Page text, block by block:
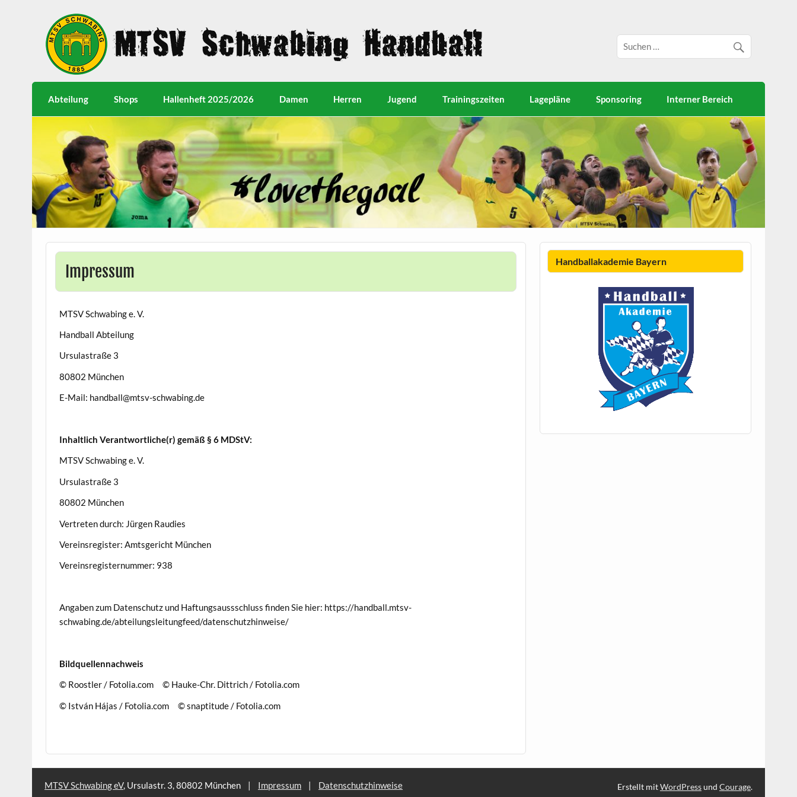
Abteilung Shops Hallenheft 2025/2026 Damen Herren Jugend Trainingszeiten Lagepläne Sponsoring Interner Bereich
Impressum
MTSV Schwabing e. V.
Handball Abteilung
Ursulastraße 3
80802 München
E-Mail: handball@mtsv-schwabing.de
Inhaltlich Verantwortliche(r) gemäß § 6 MDStV:
MTSV Schwabing e. V.
Ursulastraße 3
80802 München
Vertreten durch: Jürgen Raudies
Vereinsregister: Amtsgericht München
Vereinsregisternummer: 938
Angaben zum Datenschutz und Haftungsaussschluss finden Sie hier: https://handball.mtsv-
schwabing.de/abteilungsleitungfeed/datenschutzhinweise/
Bildquellennachweis
© Roostler / Fotolia.com © Hauke-Chr. Dittrich / Fotolia.com
© István Hájas / Fotolia.com © snaptitude / Fotolia.com
Handballakademie Bayern
MTSV Schwabing eV, Ursulastr. 3, 80802 München Impressum Datenschutzhinweise Erstellt mitWordPressund Courage.